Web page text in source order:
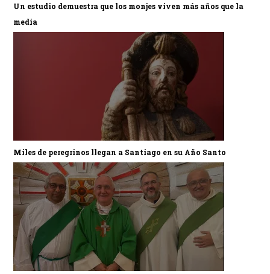
Un estudio demuestra que los monjes viven más años que la
media
Miles de peregrinos llegan a Santiago en su Año Santo